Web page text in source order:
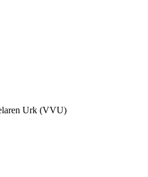
Urk (VVU)